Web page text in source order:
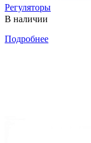
Регуляторы
В наличии
Подробнее